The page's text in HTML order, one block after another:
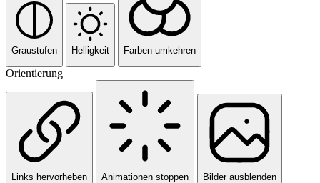
Graustufen Helligkeit Farben umkehren
Orientierung
Links hervorheben Animationen stoppen Bilder ausblenden